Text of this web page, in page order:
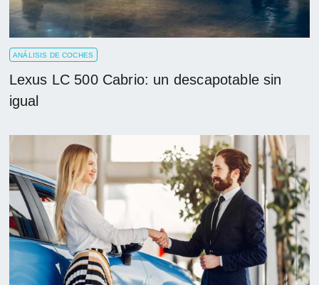
ANÁLISIS DE COCHES
Lexus LC 500 Cabrio: un descapotable sin
igual